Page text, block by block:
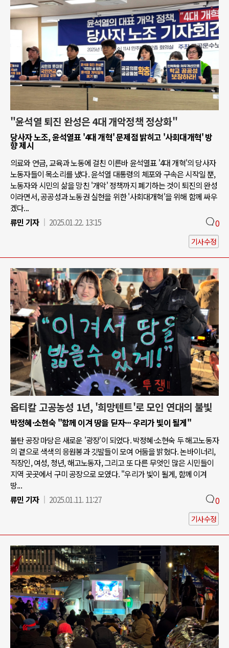
"윤석열 퇴진 완성은 4대 개악정책 정상화"
당사자 노조, 윤석열표 '4대 개혁' 문제점 밝히고 '사회대개혁' 방
향 제시
의료와 연금, 교육과 노동에 걸친 이른바 윤석열표 '4대 개혁'의 당사자
노동자들이 목소리를 냈다. 윤석열 대통령의 체포와 구속은 시작일 뿐,
노동자와 시민의 삶을 망친 '개악' 정책까지 폐기하는 것이 퇴진의 완성
이라면서, 공공성과 노동권 실현을 위한 '사회대개혁'을 위해 함께 싸우
겠다...
류민 기자
2025.01.22. 13:15 0
기사수정
옵티칼 고공농성 1년, '희망텐트'로 모인 연대의 불빛
박정혜·소현숙 "함께 이겨 땅을 딛자··· 우리가 빛이 될게"
불탄 공장 마당은 새로운 '광장'이 되었다. 박정혜·소현숙 두 해고노동자
의 곁으로 색색의 응원봉과 깃발들이 모여 어둠을 밝혔다. 논바이너리,
직장인, 여성, 청년, 해고노동자, 그리고 또 다른 무엇인 많은 시민들이
지역 곳곳에서 구미 공장으로 모였다. "우리가 빛이 될게, 함께 이겨
땅...
류민 기자
2025.01.11. 11:27 0
기사수정